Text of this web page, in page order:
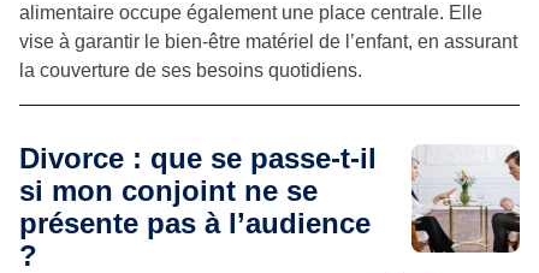
alimentaire occupe également une place centrale. Elle
vise à garantir le bien-être matériel de l’enfant, en assurant
la couverture de ses besoins quotidiens.
Divorce : que se passe-t-il
si mon conjoint ne se
présente pas à l’audience
?